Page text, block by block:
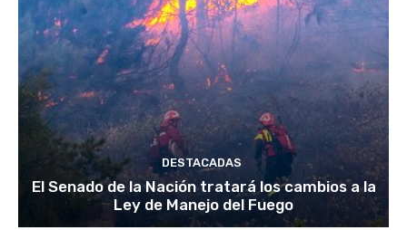
DESTACADAS
El Senado de la Nación tratará los cambios a la
Ley de Manejo del Fuego